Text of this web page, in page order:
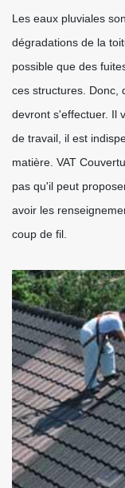
Les eaux pluviales
dégradations de la
possible que des
ces structures. Donc,
devront s'effectuer. Il
de travail, il est
matière. VAT
pas qu'il peut
avoir les
coup de fil.